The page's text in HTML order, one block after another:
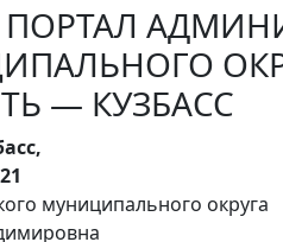
— КУЗБАСС
муниципального округа